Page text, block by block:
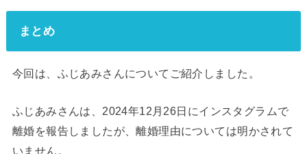
まとめ
今回は、ふじあみさんについてご紹介しました。
ふじあみさんは、2024年12月26日にインスタグラムで
離婚を報告しましたが、離婚理由については明かされて
いません。